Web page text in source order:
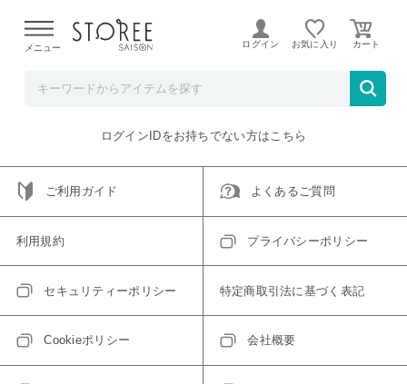
よる配送遅延が発生しております。
メニュー ログイン お気に入り
ご指定のアイテムは取り扱い終了、またはただいま取り扱い
トップへ戻る
ログインIDをお持ちでない方はこちら
ご利用ガイド よくあるご質問
利用規約 プライバシーポリシー
セキュリティーポリシー 特定商取引法に基づく表記
Cookieポリシー 会社概要